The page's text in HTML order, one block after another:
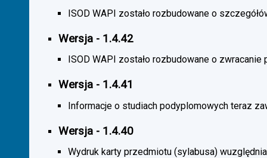
ISOD WAPI zostało rozbudowane o
Wersja - 1.4.42
ISOD WAPI zostało rozbudowane o zwracanie
Wersja - 1.4.41
Informacje o studiach podyplomowych teraz
Wersja - 1.4.40
Wydruk karty przedmiotu (sylabusa)